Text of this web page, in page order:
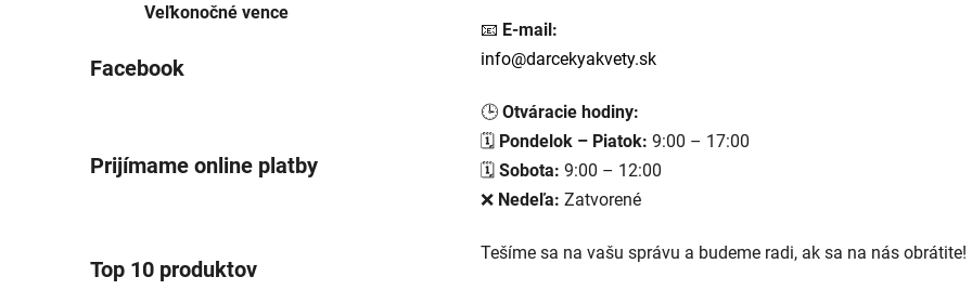
Veľkonočné vence
Facebook
Prijímame online platby
Top 10 produktov
📧 E-mail:
info@darcekyakvety.sk
🕒 Otváracie hodiny:
🗓 Pondelok – Piatok: 9:00 – 17:00
🗓 Sobota: 9:00 – 12:00
❌ Nedeľa: Zatvorené
Tešíme sa na vašu správu a budeme radi, ak sa na nás obrátite!